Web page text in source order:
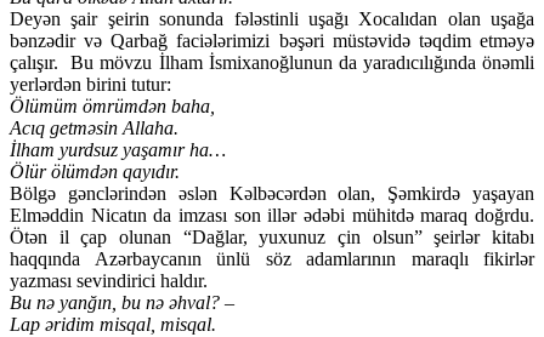
Deyən şair şeirin sonunda fələstinli uşağı Xocalıdan olan uşağa
bənzədir və Qarbağ faciələrimizi bəşəri müstəvidə təqdim etməyə
çalışır. Bu mövzu İlham İsmixanoğlunun da yaradıcılığında önəmli
yerlərdən birini tutur:
Ölümüm ömrümdən baha,
Acıq getməsin Allaha.
İlham yurdsuz yaşamır ha…
Ölür ölümdən qayıdır.
Bölgə gənclərindən əslən Kəlbəcərdən olan, Şəmkirdə yaşayan
Elməddin Nicatın da imzası son illər ədəbi mühitdə maraq doğrdu.
Ötən il çap olunan “Dağlar, yuxunuz çin olsun” şeirlər kitabı
haqqında Azərbaycanın ünlü söz adamlarının maraqlı fikirlər
yazması sevindirici haldır.
Bu nə yanğın, bu nə əhval? –
Lap əridim misqal, misqal.